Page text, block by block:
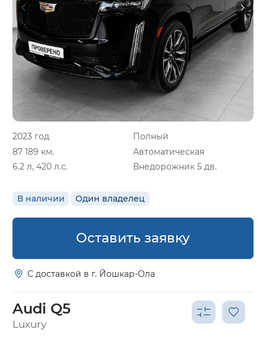
2023 год
Полный
87 189 км.
Автоматическая
6.2 л, 420 л.с.
Внедорожник 5 дв.
В наличии Один владелец
Оставить заявку
С доставкой в г. Йошкар-Ола
Audi Q5
Luxury